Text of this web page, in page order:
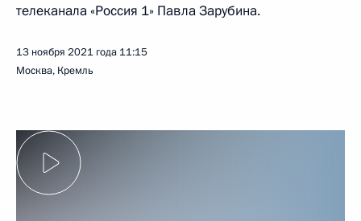
телеканала «Россия 1» Павла Зарубина.
13 ноября 2021 года 11:15
Москва, Кремль